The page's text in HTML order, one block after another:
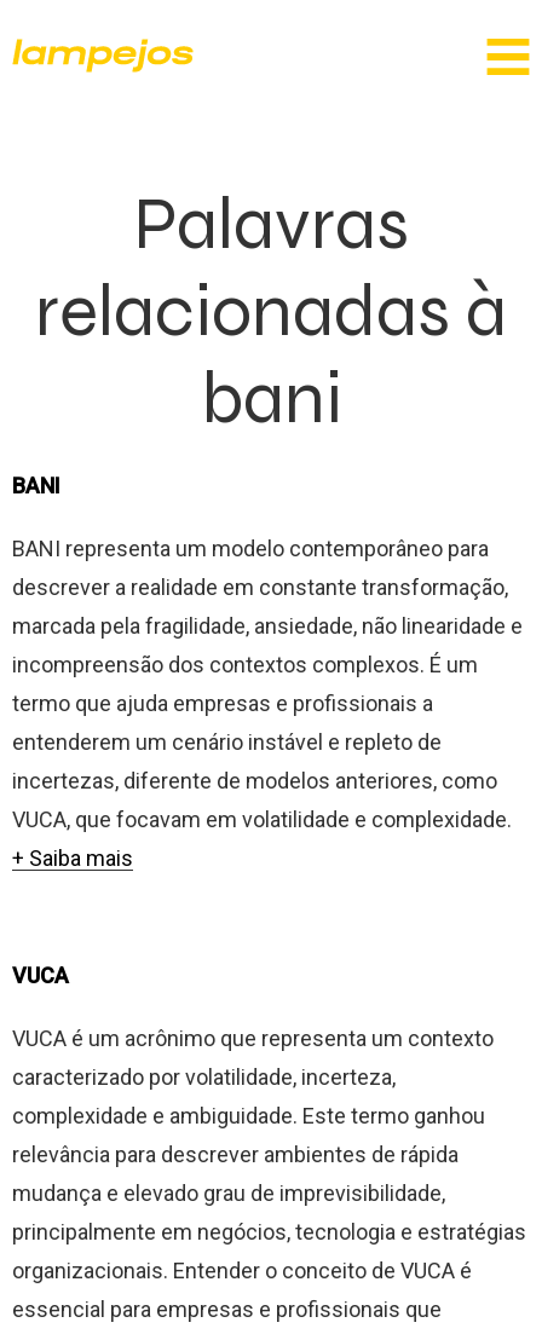
Palavras
relacionadas à
bani
BANI
BANI representa um modelo contemporâneo para
descrever a realidade em constante transformação,
marcada pela fragilidade, ansiedade, não linearidade e
incompreensão dos contextos complexos. É um
termo que ajuda empresas e profissionais a
entenderem um cenário instável e repleto de
incertezas, diferente de modelos anteriores, como
VUCA, que focavam em volatilidade e complexidade.
+ Saiba mais
VUCA
VUCA é um acrônimo que representa um contexto
caracterizado por volatilidade, incerteza,
complexidade e ambiguidade. Este termo ganhou
relevância para descrever ambientes de rápida
mudança e elevado grau de imprevisibilidade,
principalmente em negócios, tecnologia e estratégias
organizacionais. Entender o conceito de VUCA é
essencial para empresas e profissionais que